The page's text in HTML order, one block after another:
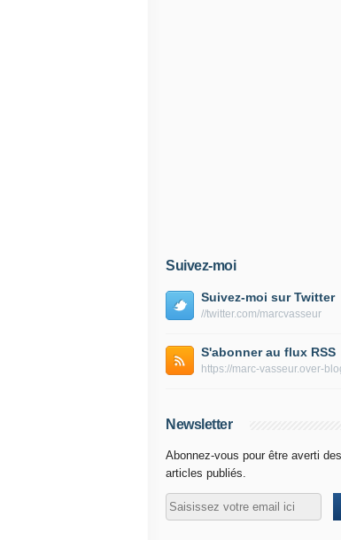
Suivez-moi
Suivez-moi sur Twitter
//twitter.com/marcvasseur
S'abonner au flux RSS
https://marc-vasseur.over-
Newsletter
Abonnez-vous pour être averti
articles publiés.